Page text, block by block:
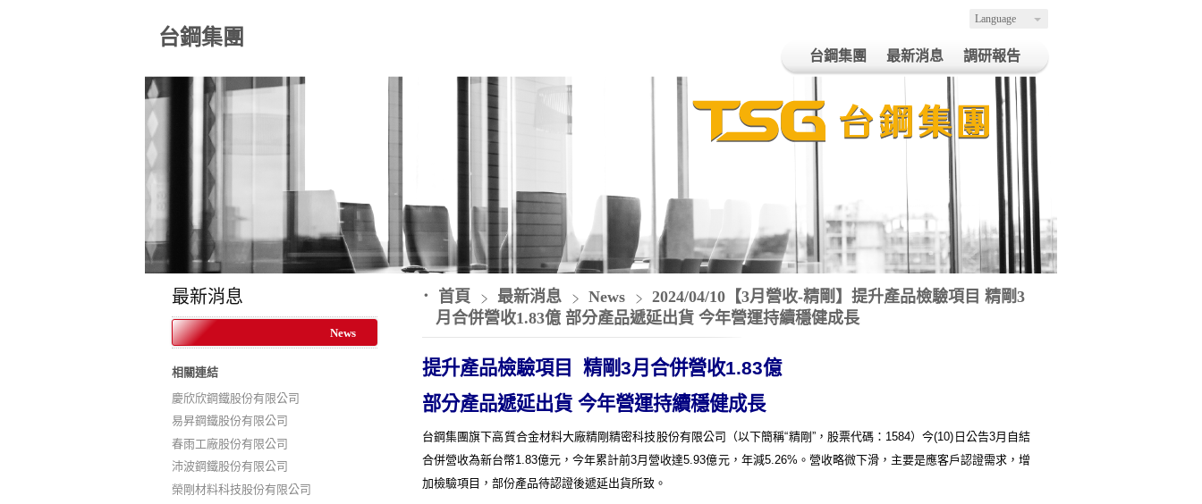
Language
台鋼集團
台鋼集團 最新消息 調研報告
最新消息
News
相關連結
慶欣欣鋼鐵股份有限公司
易昇鋼鐵股份有限公司
春雨工廠股份有限公司
沛波鋼鐵股份有限公司
榮剛材料科技股份有限公司
首頁 最新消息 News
2024/04/10【3月營收-精剛】提升產品檢驗項目 精剛3
月合併營收1.83億 部分產品遞延出貨 今年營運持續穩健成長
提升產品檢驗項目 精剛3月合併營收1.83億
部分產品遞延出貨 今年營運持續穩健成長
台鋼集團旗下高質合金材料大廠精剛精密科技股份有限公司（以下簡稱“精剛”，股票代碼： 1584）今(10) 日公告3月自結
合併營收為新台幣1.83億元，今年累計前3月營收達5.93億元，年減5.26% 。營收略微下滑，主要是應客戶認證需求，增
加檢驗項目，部份產品待認證後遞延出貨所致。